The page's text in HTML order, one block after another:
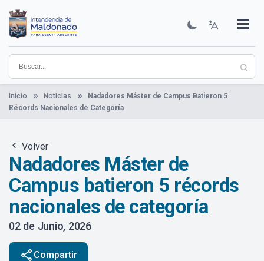
contenido
principal
Institucional
Municipios
Descubre Maldonado
Comunicación
Servicios
Guía De Trámites
Ver Noticias
Inicio Noticias
Nadadores Máster de Campus Batieron 5
Récords Nacionales de Categoría
Volver
Nadadores Máster de
Campus batieron 5 récords
nacionales de categoría
02 de Junio, 2026
share Compartir